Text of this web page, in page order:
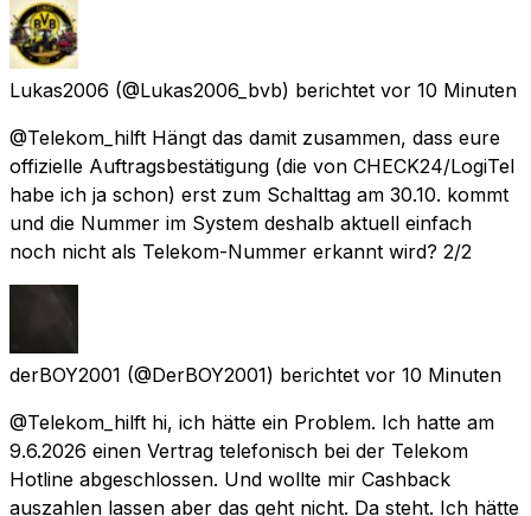
Lukas2006 (@Lukas2006_bvb) berichtet vor 10 Minuten
@Telekom_hilft Hängt das damit zusammen, dass eure
offizielle Auftragsbestätigung (die von CHECK24/LogiTel
habe ich ja schon) erst zum Schalttag am 30.10. kommt
und die Nummer im System deshalb aktuell einfach
noch nicht als Telekom-Nummer erkannt wird? 2/2
derBOY2001 (@DerBOY2001) berichtet vor 10 Minuten
@Telekom_hilft hi, ich hätte ein Problem. Ich hatte am
9.6.2026 einen Vertrag telefonisch bei der Telekom
Hotline abgeschlossen. Und wollte mir Cashback
auszahlen lassen aber das geht nicht. Da steht. Ich hätte